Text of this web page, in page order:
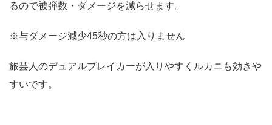
るので被弾数・ダメージを減らせます。
※与ダメージ減少45秒の方は入りません
旅芸人のデュアルブレイカーが入りやすくルカニも効きや
すいです。